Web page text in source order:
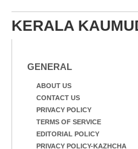
KERALA
GENERAL
ABOUT US
CONTACT US
PRIVACY POLICY
TERMS OF SERVICE
EDITORIAL POLICY
PRIVACY POLICY-KAZHCHA